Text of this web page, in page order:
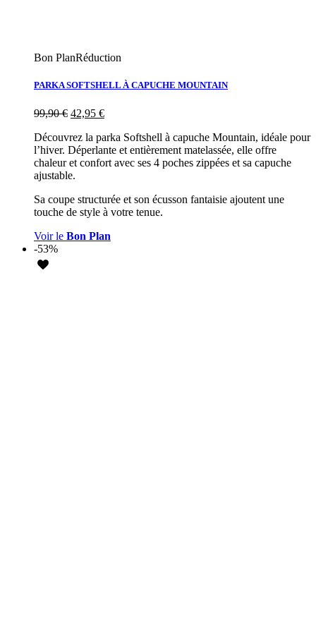
Bon PlanRéduction
PARKA SOFTSHELL À CAPUCHE MOUNTAIN
99,90€ 42,95 €
Découvrez la parka Softshell à capuche Mountain, idéale pour
l’hiver. Déperlante et entièrement matelassée, elle offre
chaleur et confort avec ses 4 poches zippées et sa capuche
ajustable.
Sa coupe structurée et son écusson fantaisie ajoutent une
touche de style à votre tenue.
Voir le Bon Plan
-53%